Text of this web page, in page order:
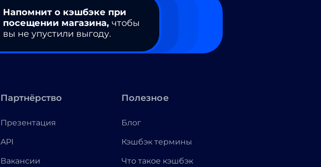
Напомнит о кэшбэке при
посещении магазина, чтобы
вы не упустили выгоду.
Партнёрство
Презентация
API
Вакансии
Полезное
Блог
Кэшбэк термины
Что такое кэшбэк